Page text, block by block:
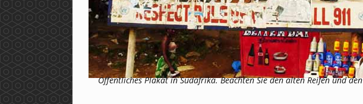
Öffentliches Plakat in Südafrika. Beachten Sie den alten Reifen und